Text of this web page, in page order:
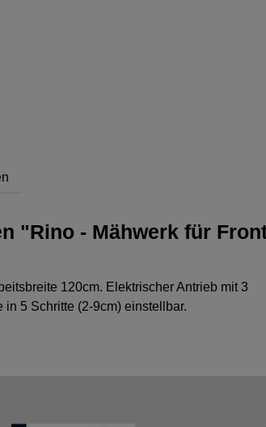
"Rino - Mähwerk für
120cm. Elektrischer Antrieb mit 3
in 5 Schritte (2-9cm) einstellbar.